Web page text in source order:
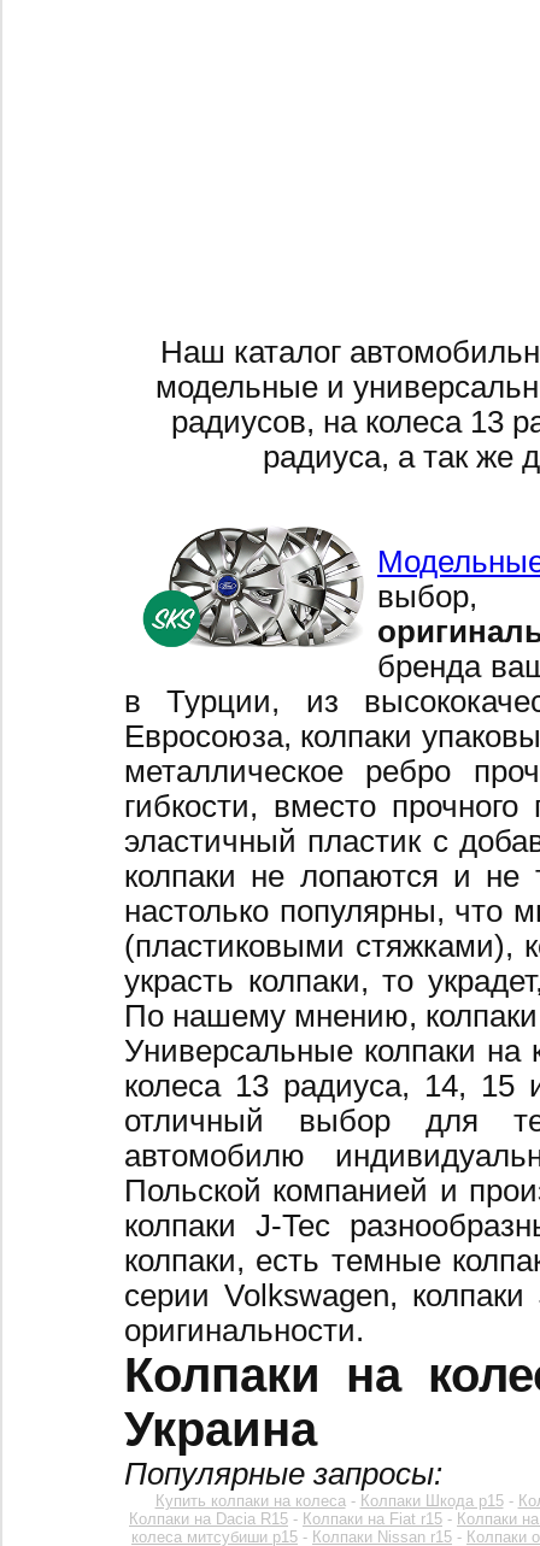
Наш каталог
модельные и
радиусов, на колеса 13
радиуса, а так же
выбор,
бренда
в Турции, из
Евросоюза, колпаки
металлическое ребро
гибкости, вместо
эластичный пластик с
колпаки не лопаются и не
настолько популярны, что
(пластиковыми стяжками),
украсть колпаки, то
По нашему мнению,
Универсальные колпаки
колеса 13 радиуса, 14,
отличный выбор для
автомобилю
Польской компанией и
колпаки J-Tec
колпаки, есть темные
серии Volkswagen,
оригинальности.
Колпаки на
Украина
Популярные запросы:
Купить колпаки на колеса- Колпаки Шкода р15-
Колпаки на Dacia R15 - Колпаки на Fiat r15 - Колпаки
колеса митсубиши р15 - Колпаки Nissan r15 - Колпаки